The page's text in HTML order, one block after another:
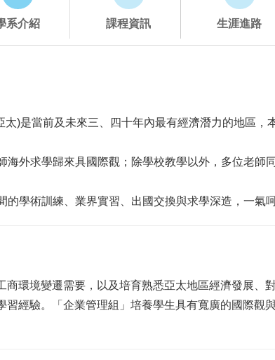
系介紹 課程資訊 生涯進路
太)是當前及未來三、四十年內最有經濟潛力的地區
海外求學歸來具國際觀；除學校教學以外，多位老
的學術訓練、業界實習、出國交換與求學深造，一氣呵
商環境變遷需要，以及培育熟悉亞太地區經濟發展、
習經驗。「企業管理組」培養學生具有寬廣的國際